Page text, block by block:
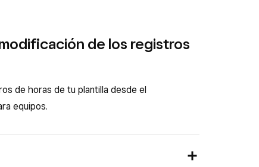
de los registros
de horas de tu plantilla desde el
equipos.